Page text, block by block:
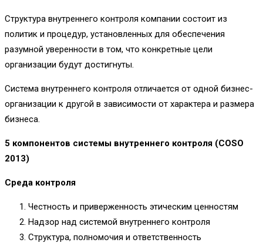
Структура внутреннего контроля компании состоит из
политик и процедур, установленных для обеспечения
разумной уверенности в том, что конкретные цели
организации будут достигнуты.
Система внутреннего контроля отличается от одной бизнес-
организации к другой в зависимости от характера и размера
бизнеса.
5 компонентов системы внутреннего контроля (COSO
2013)
Среда контроля
Честность и приверженность этическим ценностям
Надзор над системой внутреннего контроля
Структура, полномочия и ответственность